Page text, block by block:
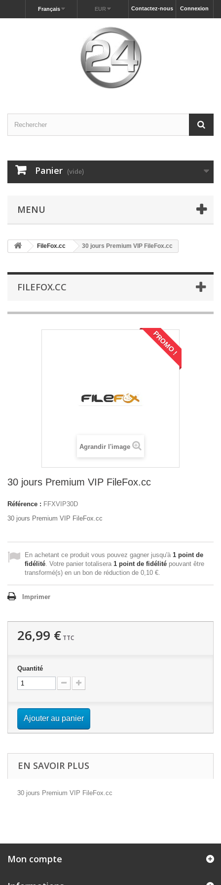
Connexion
Contactez-nous
EUR
Français
Panier (vide)
MENU
FileFox.cc 30 jours Premium VIP FileFox.cc
FILEFOX.CC
PROMO !
Agrandir l'image
30 jours Premium VIP FileFox.cc
Référence : FFXVIP30D
30 jours Premium VIP FileFox.cc
En achetant ce produit vous pouvez gagner jusqu'à 1 point de
fidélité. Votre panier totalisera 1 point de fidélité pouvant être
transformé(s) en un bon de réduction de 0,10 €.
Imprimer
26,99 € TTC
Quantité
Ajouter au panier
EN SAVOIR PLUS
30 jours Premium VIP FileFox.cc
Mon compte